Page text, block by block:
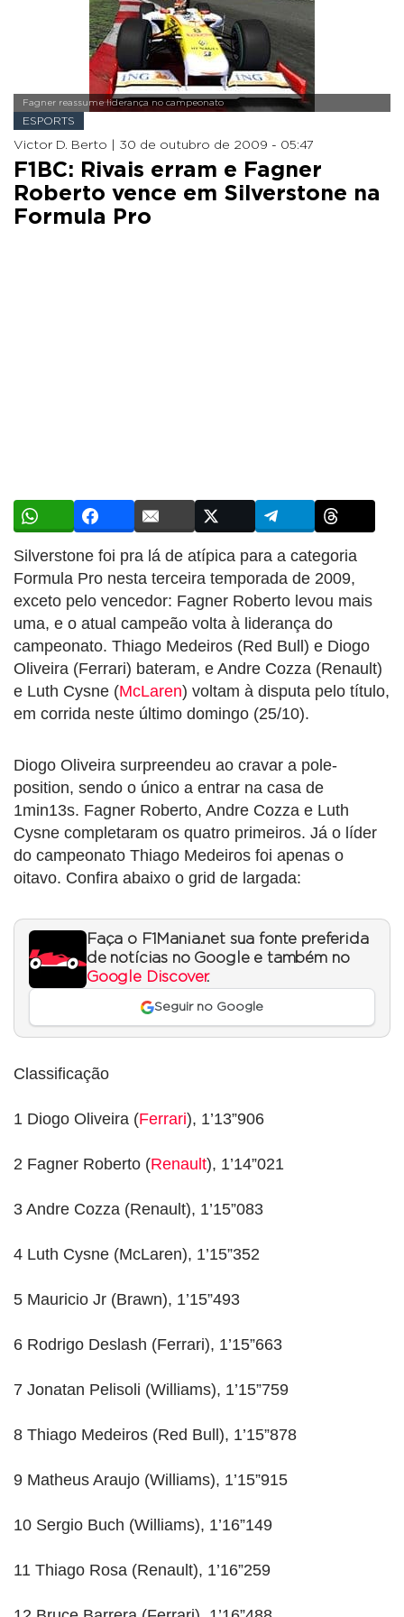
Fagner reassume liderança no campeonato
ESPORTS
Victor D. Berto | 30 de outubro de 2009 - 05:47
F1BC: Rivais erram e Fagner
Roberto vence em Silverstone na
Formula Pro
Silverstone foi pra lá de atípica para a categoria
Formula Pro nesta terceira temporada de 2009,
exceto pelo vencedor: Fagner Roberto levou mais
uma, e o atual campeão volta à liderança do
campeonato. Thiago Medeiros (Red Bull) e Diogo
Oliveira (Ferrari) bateram, e Andre Cozza (Renault)
e Luth Cysne (McLaren) voltam à disputa pelo título,
em corrida neste último domingo (25/10).
Diogo Oliveira surpreendeu ao cravar a pole-
position, sendo o único a entrar na casa de
1min13s. Fagner Roberto, Andre Cozza e Luth
Cysne completaram os quatro primeiros. Já o líder
do campeonato Thiago Medeiros foi apenas o
oitavo. Confira abaixo o grid de largada:
Faça o F1Mania.net sua fonte preferida
de notícias no Google e também no
Google Discover.
Seguir no Google
Classificação
1 Diogo Oliveira (Ferrari), 1’13”906
2 Fagner Roberto (Renault), 1’14”021
3 Andre Cozza (Renault), 1’15”083
4 Luth Cysne (McLaren), 1’15”352
5 Mauricio Jr (Brawn), 1’15”493
6 Rodrigo Deslash (Ferrari), 1’15”663
7 Jonatan Pelisoli (Williams), 1’15”759
8 Thiago Medeiros (Red Bull), 1’15”878
9 Matheus Araujo (Williams), 1’15”915
10 Sergio Buch (Williams), 1’16”149
11 Thiago Rosa (Renault), 1’16”259